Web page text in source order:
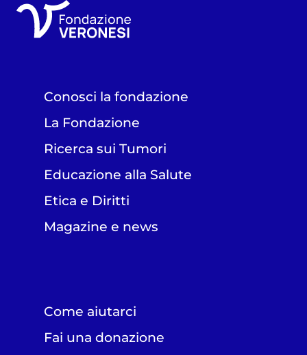
Conosci la fondazione
La Fondazione
Ricerca sui Tumori
Educazione alla Salute
Etica e Diritti
Magazine e news
Come aiutarci
Fai una donazione